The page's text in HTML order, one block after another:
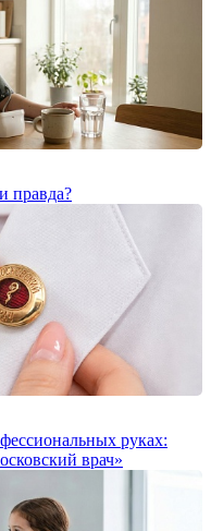
правда?
руках:
врач»